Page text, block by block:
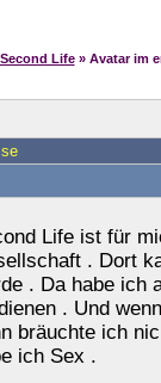
Second Life » Avatar im
Life ist für
. Dort
. Da habe ich
. Und
bräuchte ich
ich Sex .